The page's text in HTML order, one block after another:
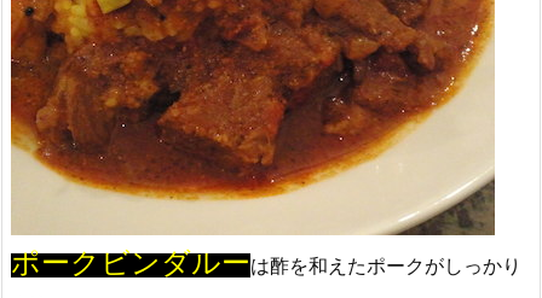
ポークビンダルーは酢を和えたポークがしっかり